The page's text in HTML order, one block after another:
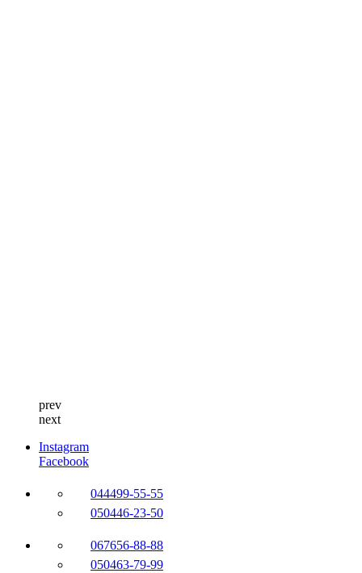
prev
next
Instagram
Facebook
044499-55-55
050446-23-50
067656-88-88
050463-79-99